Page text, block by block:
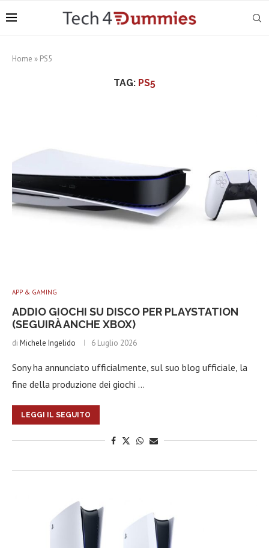
Home » PS5
TAG: PS5
APP & GAMING
ADDIO GIOCHI SU DISCO PER PLAYSTATION
(SEGUIRÀ ANCHE XBOX)
di Michele Ingelido 6 Luglio 2026
Sony ha annunciato ufficialmente, sul suo blog ufficiale, la
fine della produzione dei giochi …
LEGGI IL SEGUITO